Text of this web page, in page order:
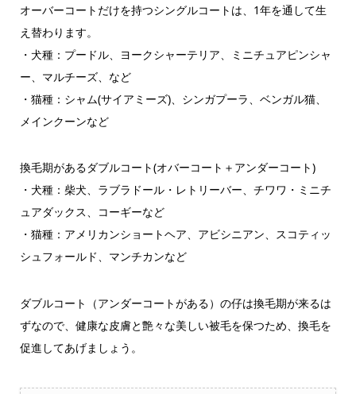
オーバーコートだけを持つシングルコートは、1年を通して生
え替わります。
・犬種：プードル、ヨークシャーテリア、ミニチュアピンシャ
ー、マルチーズ、など
・猫種：シャム(サイアミーズ)、シンガプーラ、ベンガル猫、
メインクーンなど
換毛期があるダブルコート(オバーコート＋アンダーコート)
・犬種：柴犬、ラブラドール・レトリーバー、チワワ・ミニチ
ュアダックス、コーギーなど
・猫種：アメリカンショートヘア、アビシニアン、スコティッ
シュフォールド、マンチカンなど
ダブルコート（アンダーコートがある）の仔は換毛期が来るは
ずなので、健康な皮膚と艶々な美しい被毛を保つため、換毛を
促進してあげましょう。